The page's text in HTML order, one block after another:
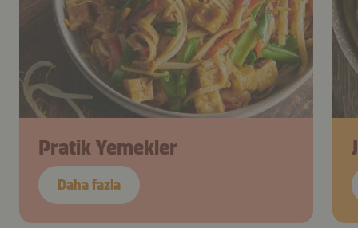
Pratik Yemekler
Daha fazla